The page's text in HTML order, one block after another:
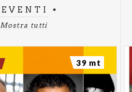
EVENTI
Mostra tutti
39 mt